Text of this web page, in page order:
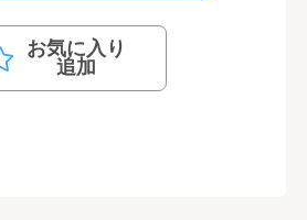
お気に入り
追加